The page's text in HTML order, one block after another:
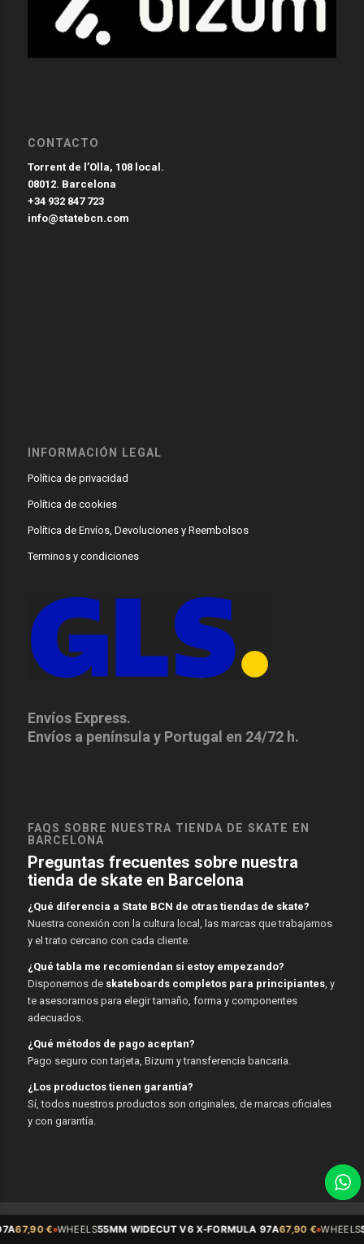
CONTACTO
Torrent de l’Olla, 108 local.
08012. Barcelona
+34 932 847 723
info@statebcn.com
INFORMACIÓN LEGAL
Política de privacidad
Política de cookies
Política de Envíos, Devoluciones y Reembolsos
Terminos y condiciones
Envíos Express.
Envíos a península y Portugal en 24/72 h.
FAQS SOBRE NUESTRA TIENDA DE SKATE EN
BARCELONA
Preguntas frecuentes sobre nuestra
tienda de skate en Barcelona
¿Qué diferencia a State BCN de otras tiendas de skate?
Nuestra conexión con la cultura local, las marcas que trabajamos
y el trato cercano con cada cliente.
¿Qué tabla me recomiendan si estoy empezando?
Disponemos de skateboards completos para principiantes, y
te asesoramos para elegir tamaño, forma y componentes
adecuados.
¿Qué métodos de pago aceptan?
Pago seguro con tarjeta, Bizum y transferencia bancaria.
¿Los productos tienen garantía?
Sí, todos nuestros productos son originales, de marcas oficiales
y con garantía.
© Copyright - State BCN - 2026
55MM WIDECUT V6 X-FORMULA 97A67,90 € WHEELSSidecut